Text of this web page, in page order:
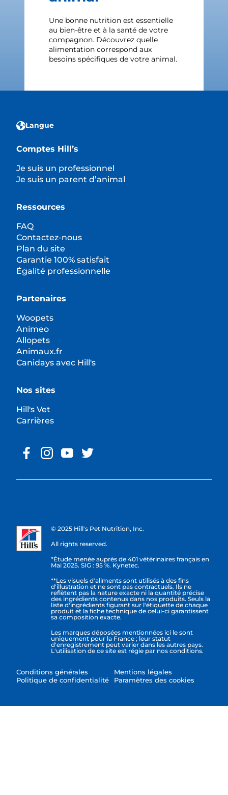
Une bonne nutrition est essentielle
au bien-être et à la santé de votre
compagnon. Découvrez quelle
alimentation correspond aux
besoins spécifiques de votre animal.
Langue
Comptes Hill’s
Je suis un professionnel
Je suis un parent d’animal
Ressources
FAQ
Contactez-nous
Plan du site
Garantie 100% satisfait
Égalité professionnelle
Partenaires
Woopets
Animeo
Allopets
Animaux.fr
Canidays avec Hill's
Nos sites
Hill's Vet
Carrières
© 2025 Hill's Pet Nutrition, Inc.
All rights reserved.
*Étude menée auprès de 401 vétérinaires français en
Mai 2025. SIG : 95 %. Kynetec.
**Les visuels d'aliments sont utilisés à des fins
d'illustration et ne sont pas contractuels. Ils ne
reflètent pas la nature exacte ni la quantité précise
des ingrédients contenus dans nos produits. Seuls la
liste d'ingrédients figurant sur l'étiquette de chaque
produit et la fiche technique de celui-ci garantissent
sa composition exacte.
Les marques déposées mentionnées ici le sont
uniquement pour la France ; leur statut
d'enregistrement peut varier dans les autres pays.
L'utilisation de ce site est régie par nos conditions.
Conditions générales
Politique de confidentialité
Mentions légales
Paramètres des cookies